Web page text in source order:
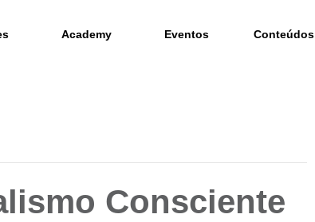
Academy Eventos Conteúdos
Consciente